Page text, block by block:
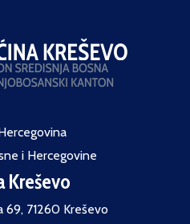
i Hercegovine
Kreševo
69, 71260 Kreševo